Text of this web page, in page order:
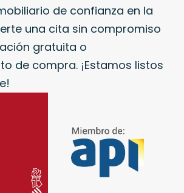
de confianza en la
una cita sin compromiso
gratuita o
de compra. ¡Estamos listos